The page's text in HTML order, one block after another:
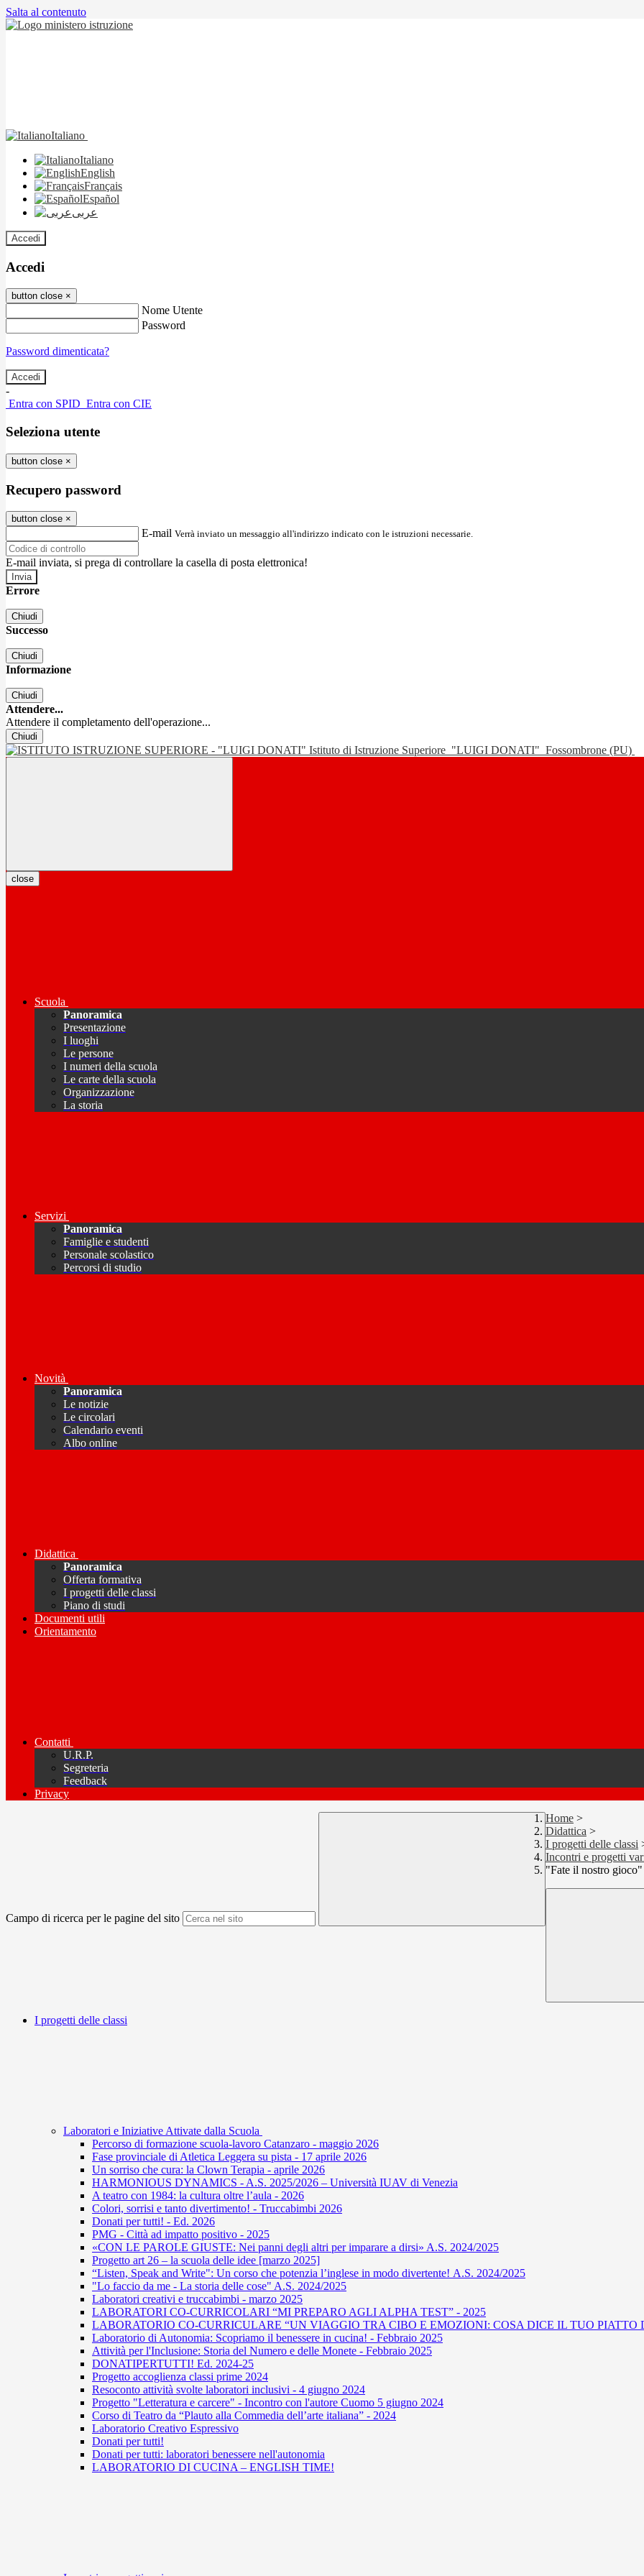
Salta al contenuto
Italiano
Italiano
English
Français
Español
عربى
Accedi
Accedi
button close ×
Nome Utente
Password
Password dimenticata?
-
Entra con SPID Entra con CIE
Seleziona utente
button close ×
Recupero password
button close ×
E-mail Verrà inviato un messaggio all'indirizzo indicato con le istruzioni necessarie.
E-mail inviata, si prega di controllare la casella di posta elettronica!
Errore
Chiudi
Successo
Chiudi
Informazione
Chiudi
Attendere...
Attendere il completamento dell'operazione...
Chiudi
Istituto di Istruzione Superiore "LUIGI DONATI" Fossombrone (PU)
close
Scuola
Panoramica
Presentazione
I luoghi
Le persone
I numeri della scuola
Le carte della scuola
Organizzazione
La storia
Servizi
Panoramica
Famiglie e studenti
Personale scolastico
Percorsi di studio
Novità
Panoramica
Le notizie
Le circolari
Calendario eventi
Albo online
Didattica
Panoramica
Offerta formativa
I progetti delle classi
Piano di studi
Documenti utili
Orientamento
Contatti
U.R.P.
Segreteria
Feedback
Privacy
Campo di ricerca per le pagine del sito
Home >
Didattica >
I progetti delle classi
Incontri e progetti
"Fate il nostro gioco"
I progetti delle classi
Laboratori e Iniziative Attivate dalla Scuola
Percorso di formazione scuola-lavoro Catanzaro - maggio 2026
Fase provinciale di Atletica Leggera su pista - 17 aprile 2026
Un sorriso che cura: la Clown Terapia - aprile 2026
HARMONIOUS DYNAMICS - A.S. 2025/2026 – Università IUAV di Venezia
A teatro con 1984: la cultura oltre l’aula - 2026
Colori, sorrisi e tanto divertimento! - Truccabimbi 2026
Donati per tutti! - Ed. 2026
PMG - Città ad impatto positivo - 2025
«CON LE PAROLE GIUSTE: Nei panni degli altri per imparare a dirsi» A.S. 2024/2025
Progetto art 26 – la scuola delle idee [marzo 2025]
“Listen, Speak and Write": Un corso che potenzia l’inglese in modo divertente! A.S. 2024/2025
"Lo faccio da me - La storia delle cose" A.S. 2024/2025
Laboratori creativi e truccabimbi - marzo 2025
LABORATORI CO-CURRICOLARI “MI PREPARO AGLI ALPHA TEST” - 2025
LABORATORIO CO-CURRICULARE “UN VIAGGIO TRA CIBO E EMOZIONI: COSA DICE IL TUO PIATTO
Laboratorio di Autonomia: Scopriamo il benessere in cucina! - Febbraio 2025
Attività per l'Inclusione: Storia del Numero e delle Monete - Febbraio 2025
DONATIPERTUTTI! Ed. 2024-25
Progetto accoglienza classi prime 2024
Resoconto attività svolte laboratori inclusivi - 4 giugno 2024
Progetto "Letteratura e carcere" - Incontro con l'autore Cuomo 5 giugno 2024
Corso di Teatro da “Plauto alla Commedia dell’arte italiana” - 2024
Laboratorio Creativo Espressivo
Donati per tutti!
Donati per tutti: laboratori benessere nell'autonomia
LABORATORIO DI CUCINA – ENGLISH TIME!